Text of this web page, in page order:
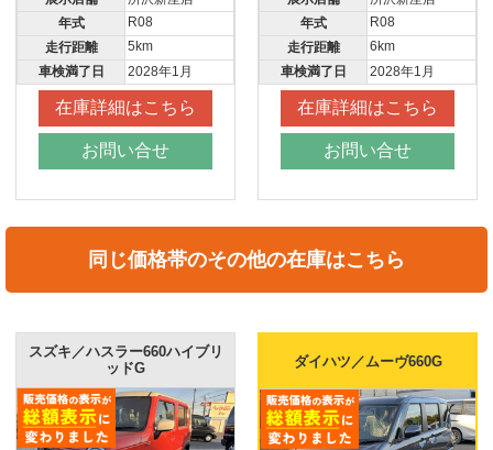
年式
R08
走行距離
5km
車検満了日
2028年1月
在庫詳細はこちら
お問い合せ
年式
R08
走行距離
6km
車検満了日
2028年1月
在庫詳細はこちら
お問い合せ
同じ価格帯のその他の在庫はこちら
ダイハツ／ムーヴ660G
スズキ／ハスラー660ハイブリ
ッドG